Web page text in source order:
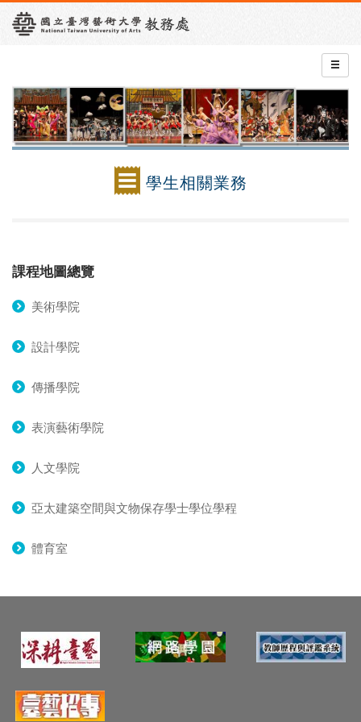
學生相關業務
課程地圖總覽
美術學院
設計學院
傳播學院
表演藝術學院
人文學院
亞太建築空間與文物保存學士學位學程
體育室